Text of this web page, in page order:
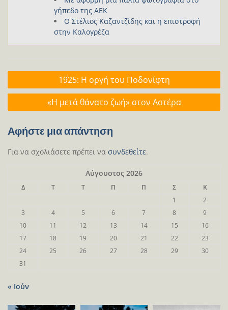
γήπεδο της ΑΕΚ
Ο Στέλιος Καζαντζίδης και η επιστροφή
στην Καλογρέζα
Πλοήγηση
άρθρων
1925: Η οργή του Ποδονίφτη
«H μετά θάνατο ζωή» στον Αστέρα
Αφήστε μια απάντηση
Για να σχολιάσετε πρέπει να συνδεθείτε.
Αύγουστος 2026
Δ Τ Τ Π Π Σ
Κ
1
2
3
4 5 6 7 8
9
10
11 12 13 14 15
16
17
18 19 20 21 22
23
24
25 26 27 28 29
30
31
« Ιούν